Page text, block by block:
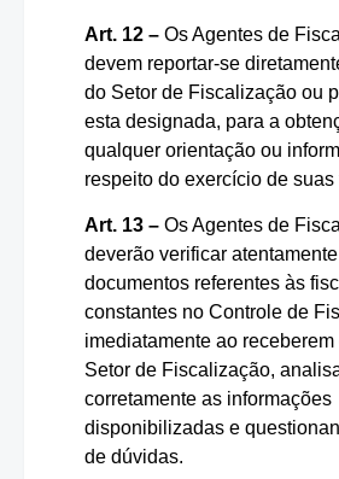
Art. 12 – Os Agentes de
devem reportar-se
do Setor de Fiscalização ou
esta designada, para a
qualquer orientação ou
respeito do exercício de suas
Art. 13 – Os Agentes de
deverão verificar
documentos referentes às
constantes no Controle de
imediatamente ao
Setor de Fiscalização,
corretamente as informações
disponibilizadas e
de dúvidas.